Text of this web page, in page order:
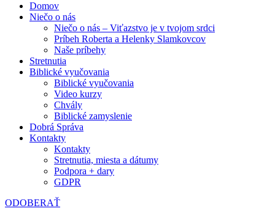
Domov
Niečo o nás
Niečo o nás – Viťazstvo je v tvojom srdci
Príbeh Roberta a Helenky Slamkovcov
Naše príbehy
Stretnutia
Biblické vyučovania
Biblické vyučovania
Video kurzy
Chvály
Biblické zamyslenie
Dobrá Správa
Kontakty
Kontakty
Stretnutia, miesta a dátumy
Podpora + dary
GDPR
ODOBERAŤ